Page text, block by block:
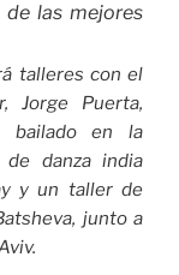
de las mejores
talleres con el
Jorge Puerta,
bailado en la
de danza india
y un taller de
junto a